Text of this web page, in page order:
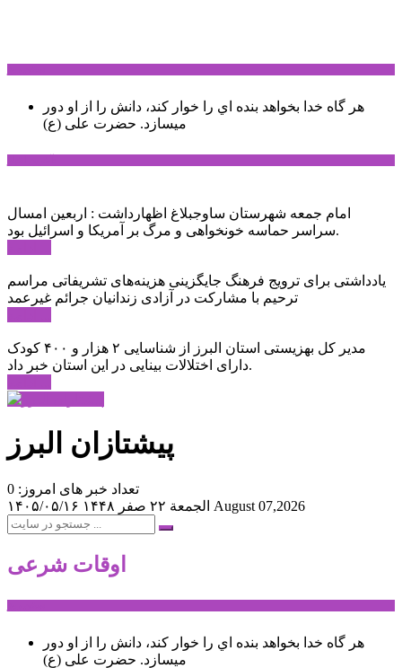
هر گاه خدا بخواهد بنده اي را خوار كند، دانش را از او دور
میسازد. حضرت علی (ع)
امام جمعه شهرستان ساوجبلاغ اظهارداشت : اربعین امسال
سراسر حماسه خونخواهی و مرگ بر آمریکا و اسرائیل بود.
یادداشتی برای ترویج فرهنگ جایگزینی هزینه‌های تشریفاتی مراسم
ترحیم با مشارکت در آزادی زندانیان جرائم غیرعمد
مدیر کل بهزیستی استان البرز از شناسایی ۲ هزار و ۴۰۰ کودک
دارای اختلالات بینایی در این استان خبر داد.
پیشتازان البرز
تعداد خبر های امروز: 0
۱۴۰۵/۰۵/۱۶
الجمعة ۲۲ صفر ۱۴۴۸ August 07,2026
اوقات شرعی
هر گاه خدا بخواهد بنده اي را خوار كند، دانش را از او دور
میسازد. حضرت علی (ع)